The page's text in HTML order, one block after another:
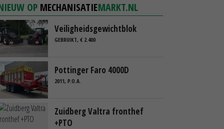
OP MECHANISATIEMARKT.NL
Veiligheidsgewichtblok
GEBRUIKT, € 2.400
Pottinger Faro 4000D
2011, P.O.A.
Zuidberg Valtra fronthef
+PTO